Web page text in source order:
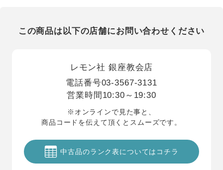
この商品は以下の店舗にお問い合わせください
レモン社 銀座教会店
電話番号03-3567-3131
営業時間 10:30～19:30
※オンラインで見た事と、
商品コードを伝えて頂くとスムーズです。
中古品のランク表についてはコチラ